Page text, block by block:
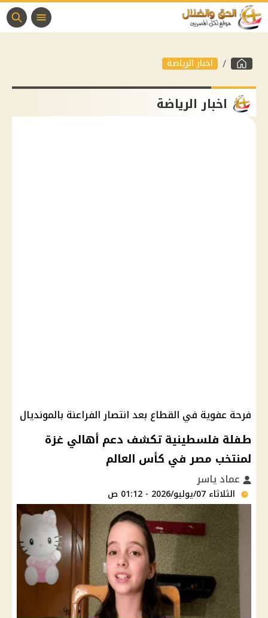
اخبار الرياضة
اخبار الرياضة
فرحة عفوية في القطاع بعد انتصار الفراعنة بالمونديال
طفلة فلسطينية تكشف دعم أهالي غزة
لمنتخب مصر في كأس العالم
عماد ياسر
الثلاثاء 07/يوليو/2026 - 01:12 ص